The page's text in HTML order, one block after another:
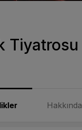
Tiyatrosu
Hakkında